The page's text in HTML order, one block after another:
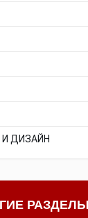
И ДИЗАЙН
РАЗДЕЛЫ